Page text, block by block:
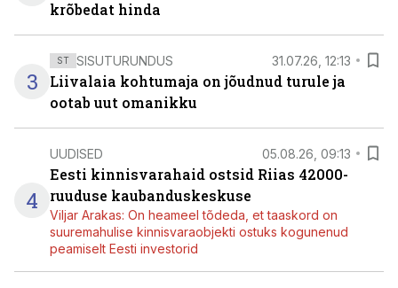
krõbedat hinda
3
ST SISUTURUNDUS 31.07.26, 12:13
Liivalaia kohtumaja on jõudnud turule ja
ootab uut omanikku
4
UUDISED 05.08.26, 09:13
Eesti kinnisvarahaid ostsid Riias 42000-
ruuduse kaubanduskeskuse
Viljar Arakas: On heameel tõdeda, et taaskord on
suuremahulise kinnisvaraobjekti ostuks kogunenud
peamiselt Eesti investorid